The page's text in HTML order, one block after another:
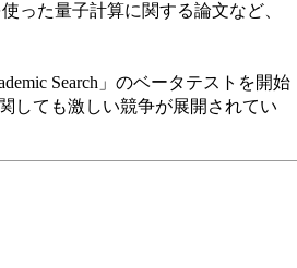
った量子計算に関する論文など、
Search」のベータテストを開始
しても激しい競争が展開されてい